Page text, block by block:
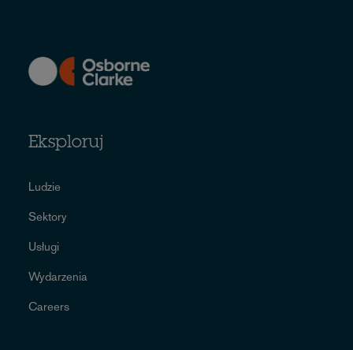
Eksploruj
Ludzie
Sektory
Usługi
Wydarzenia
Careers